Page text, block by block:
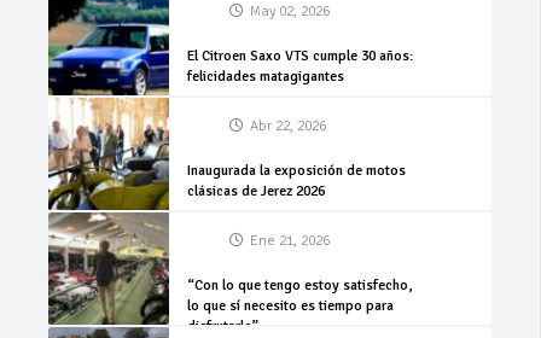
May 02, 2026
El Citroen Saxo VTS cumple 30 años:
felicidades matagigantes
Abr 22, 2026
Inaugurada la exposición de motos
clásicas de Jerez 2026
Ene 21, 2026
“Con lo que tengo estoy satisfecho,
lo que sí necesito es tiempo para
disfrutarlo”